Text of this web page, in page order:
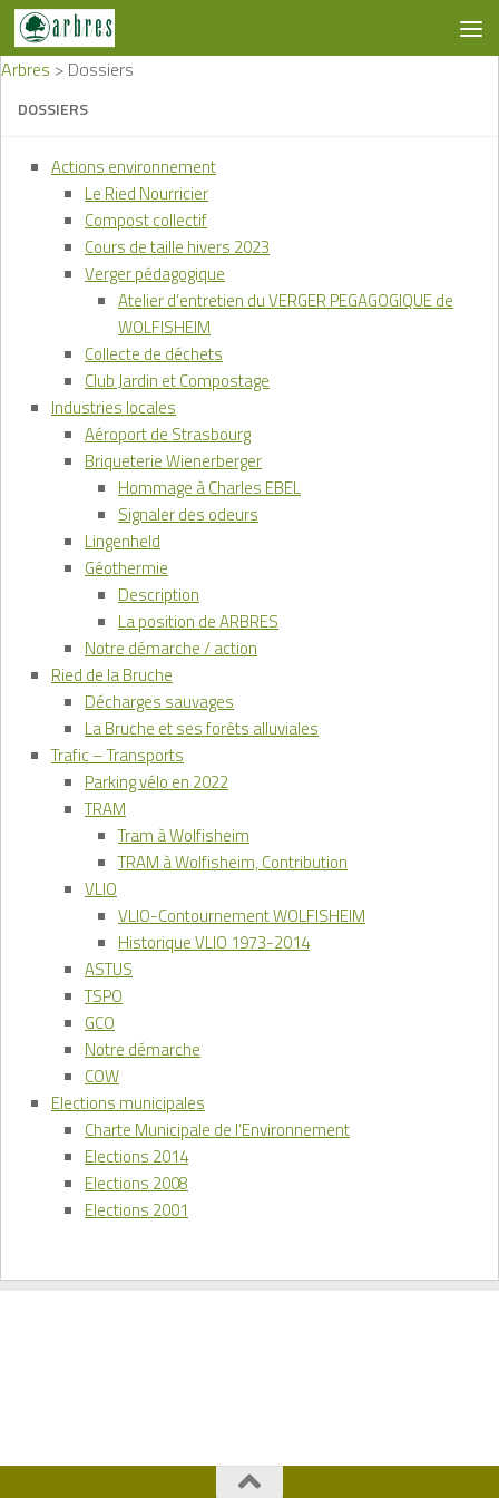
Skip to content
Arbres > Dossiers
DOSSIERS
Actions environnement
Le Ried Nourricier
Compost collectif
Cours de taille hivers 2023
Verger pédagogique
Atelier d’entretien du VERGER PEGAGOGIQUE de
WOLFISHEIM
Collecte de déchets
Club Jardin et Compostage
Industries locales
Aéroport de Strasbourg
Briqueterie Wienerberger
Hommage à Charles EBEL
Signaler des odeurs
Lingenheld
Géothermie
Description
La position de ARBRES
Notre démarche / action
Ried de la Bruche
Décharges sauvages
La Bruche et ses forêts alluviales
Trafic – Transports
Parking vélo en 2022
TRAM
Tram à Wolfisheim
TRAM à Wolfisheim, Contribution
VLIO
VLIO-Contournement WOLFISHEIM
Historique VLIO 1973-2014
ASTUS
TSPO
GCO
Notre démarche
COW
Elections municipales
Charte Municipale de l’Environnement
Elections 2014
Elections 2008
Elections 2001